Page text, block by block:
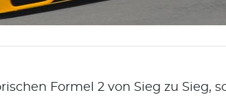
Formel 2 von Sieg zu Sieg,